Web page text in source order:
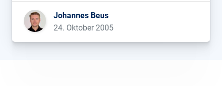
Milliarden Dollar-Grenze überschritt. (via
intern.de). Kein Wunder, dass der Google-Mensch
beim übrigens sehr gelungenen SEO-Stammtisch
in München gut gelaunt war....
Johannes Beus
24. Oktober 2005